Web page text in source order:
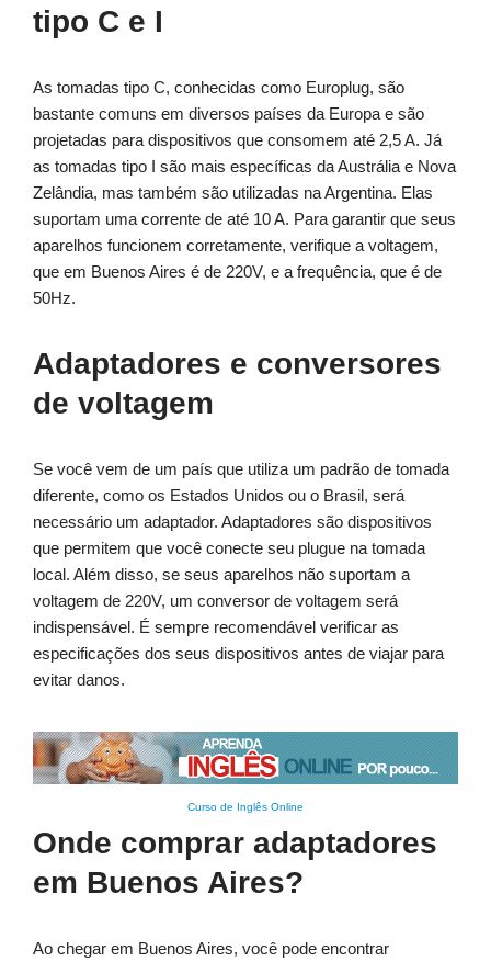
tipo C e I
As tomadas tipo C, conhecidas como Europlug, são
bastante comuns em diversos países da Europa e são
projetadas para dispositivos que consomem até 2,5 A. Já
as tomadas tipo I são mais específicas da Austrália e Nova
Zelândia, mas também são utilizadas na Argentina. Elas
suportam uma corrente de até 10 A. Para garantir que seus
aparelhos funcionem corretamente, verifique a voltagem,
que em Buenos Aires é de 220V, e a frequência, que é de
50Hz.
Adaptadores e conversores
de voltagem
Se você vem de um país que utiliza um padrão de tomada
diferente, como os Estados Unidos ou o Brasil, será
necessário um adaptador. Adaptadores são dispositivos
que permitem que você conecte seu plugue na tomada
local. Além disso, se seus aparelhos não suportam a
voltagem de 220V, um conversor de voltagem será
indispensável. É sempre recomendável verificar as
especificações dos seus dispositivos antes de viajar para
evitar danos.
Curso de Inglês Online
Onde comprar adaptadores
em Buenos Aires?
Ao chegar em Buenos Aires, você pode encontrar